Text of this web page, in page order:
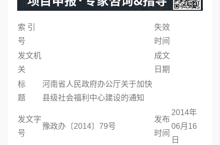
索 引
号
失效
时间
发文机
关
成文
日期
标
题
河南省人民政府办公厅关于加快
县级社会福利中心建设的通知
发文字
号
豫政办〔2014〕79号
发布
时间
2014年
06月16
日